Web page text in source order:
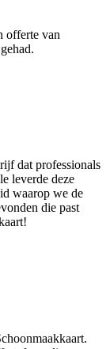
offerte van
dat professionals
leverde deze
waarop we de
die past